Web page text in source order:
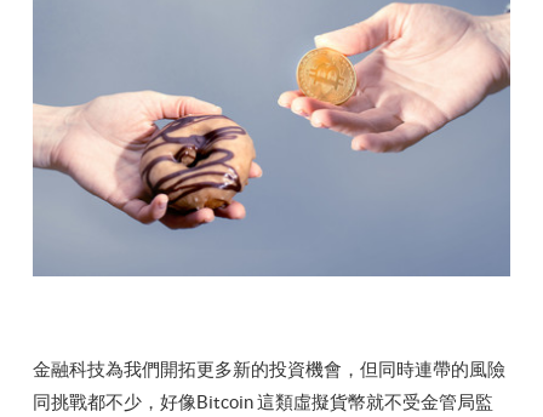
金融科技為我們開拓更多新的投資機會，但同時連帶的風險
同挑戰都不少，好像Bitcoin 這類虛擬貨幣就不受金管局監